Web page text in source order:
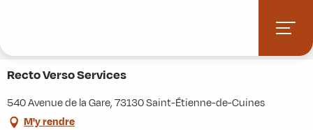
principal
Recto Verso Services
540 Avenue de la Gare, 73130 Saint-Étienne-de-Cuines
M'y rendre